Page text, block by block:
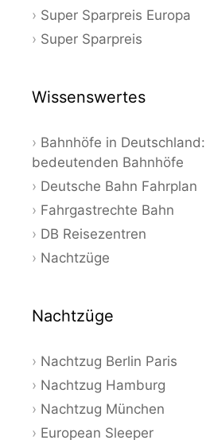
Super Sparpreis Europa
Super Sparpreis
Wissenswertes
Bahnhöfe in
bedeutenden Bahnhöfe
Deutsche Bahn Fahrplan
Fahrgastrechte Bahn
DB Reisezentren
Nachtzüge
Nachtzüge
Nachtzug Berlin Paris
Nachtzug Hamburg
Nachtzug München
European Sleeper